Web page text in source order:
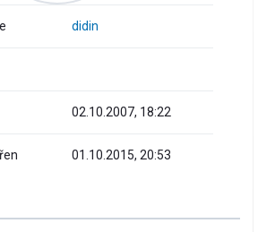
didin
02.10.2007, 18:22
01.10.2015, 20:53